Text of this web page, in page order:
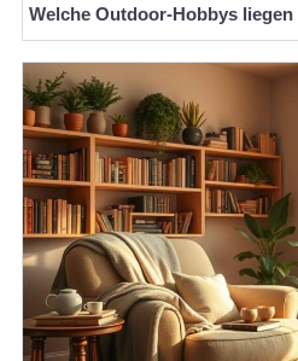
Welche Outdoor-Hobbys liegen